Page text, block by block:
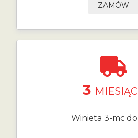
ZAMÓW
3
Winieta 3-mc do